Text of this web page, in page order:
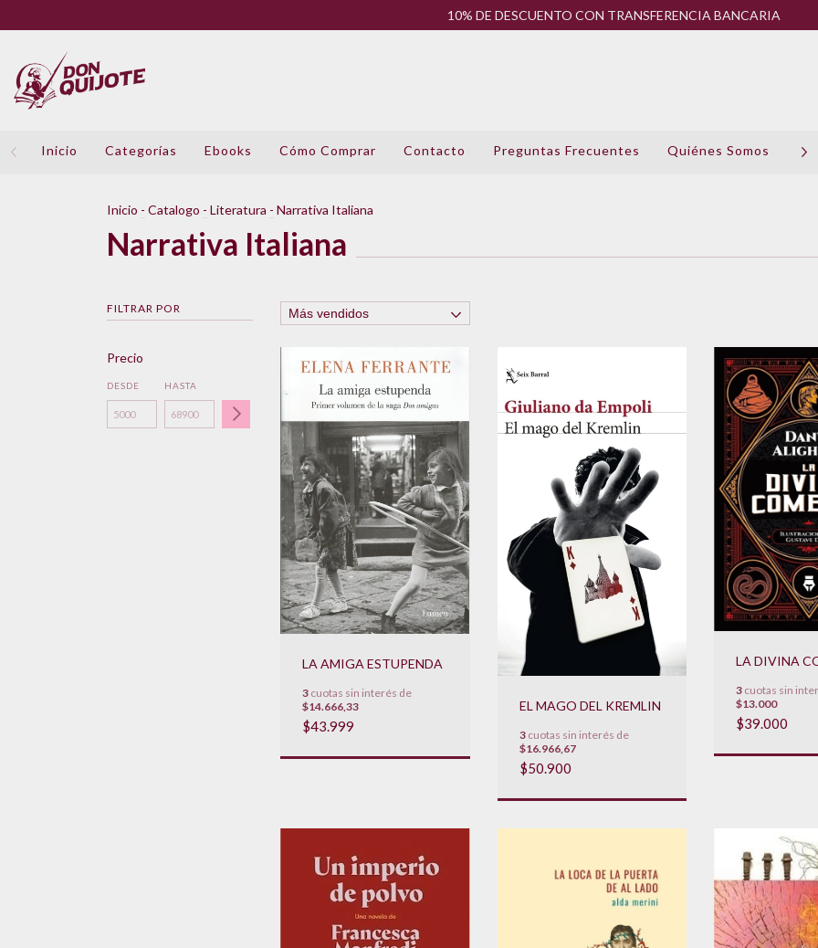
10% DE DESCUENTO CON TRANSFERENCIA BANCARIA
Inicio Categorías Ebooks Cómo Comprar Contacto Preguntas Frecuentes Quiénes Somos
Inicio - Catalogo - Literatura - Narrativa Italiana
Narrativa Italiana
FILTRAR POR
Precio
DESDE HASTA
LA AMIGA ESTUPENDA
3 cuotas sin interés de
$14.666,33
$43.999
EL MAGO DEL KREMLIN
3cuotas sin interés de
$16.966,67
$50.900
LA DIVINA
3 cuotas sin
$13.000
$39.000